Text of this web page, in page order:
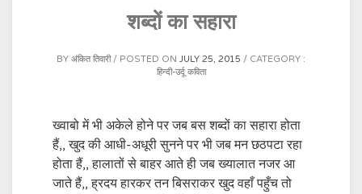
शब्दों का सहारा
BY अंकित तिवारी POSTED ON JULY 25, 2015
CATEGORY :
हिन्दी-उर्दू कविता
ख्वाबो में भी अकेले होने पर जब बस शब्दों का सहारा होता
हैं,, खुद की आधी-अधूरी सुनने पर भी जब मन छठपटा रहा
होता हैं,, हालातों से बाहर आते ही जब ख्यालात नजर आ
जाते हैं,, ह्रदय हारकर तन बिसराकर खुद वहाँ पहुँच तो